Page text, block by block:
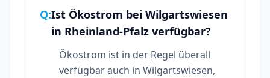
Q:Ist Ökostrom bei Wilgartswiesen
in Rheinland-Pfalz verfügbar?
Ökostrom ist in der Regel überall
verfügbar auch in Wilgartswiesen,